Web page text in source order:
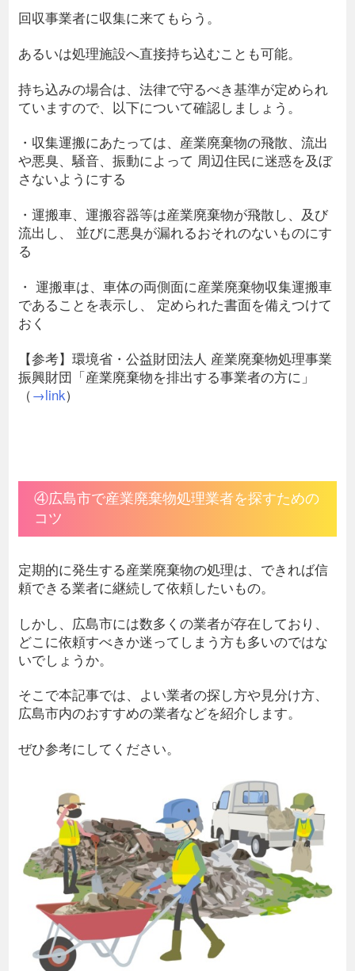
回収事業者に収集に来てもらう。
あるいは処理施設へ直接持ち込むことも可能。
持ち込みの場合は、法律で守るべき基準が定められ
ていますので、以下について確認しましょう。
・収集運搬にあたっては、産業廃棄物の飛散、流出
や悪臭、騒音、振動によって 周辺住民に迷惑を及ぼ
さないようにする
・運搬車、運搬容器等は産業廃棄物が飛散し、及び
流出し、 並びに悪臭が漏れるおそれのないものにす
る
・ 運搬車は、車体の両側面に産業廃棄物収集運搬車
であることを表示し、 定められた書面を備えつけて
おく
【参考】環境省・公益財団法人 産業廃棄物処理事業
振興財団「産業廃棄物を排出する事業者の方に」
（→link）
④広島市で産業廃棄物処理業者を探すための
コツ
定期的に発生する産業廃棄物の処理は、できれば信
頼できる業者に継続して依頼したいもの。
しかし、広島市には数多くの業者が存在しており、
どこに依頼すべきか迷ってしまう方も多いのではな
いでしょうか。
そこで本記事では、よい業者の探し方や見分け方、
広島市内のおすすめの業者などを紹介します。
ぜひ参考にしてください。